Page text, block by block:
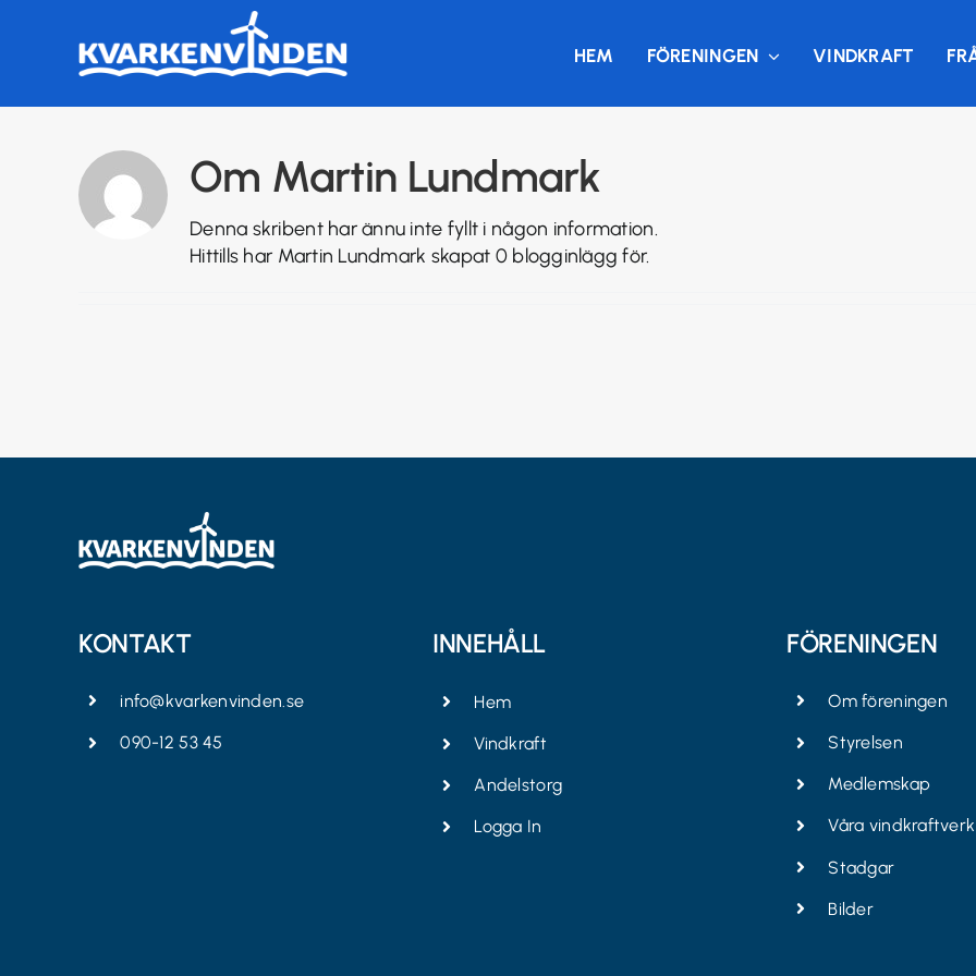
innehållet
HEM FÖRENINGEN VINDKRAFT
Om Martin Lundmark
Denna skribent har ännu inte fyllt i någon information.
Hittills har Martin Lundmark skapat 0 blogginlägg för.
KONTAKT
info@kvarkenvinden.se
090-12 53 45
INNEHÅLL
Hem
Vindkraft
Andelstorg
Logga In
FÖRENINGEN
Om föreningen
Styrelsen
Medlemskap
Våra vindkraftverk
Stadgar
Bilder